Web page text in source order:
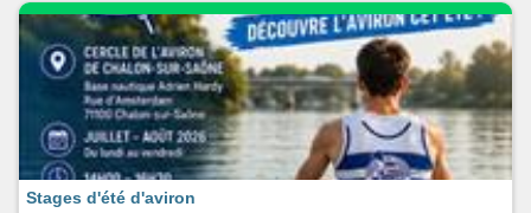
Stages d'été d'aviron